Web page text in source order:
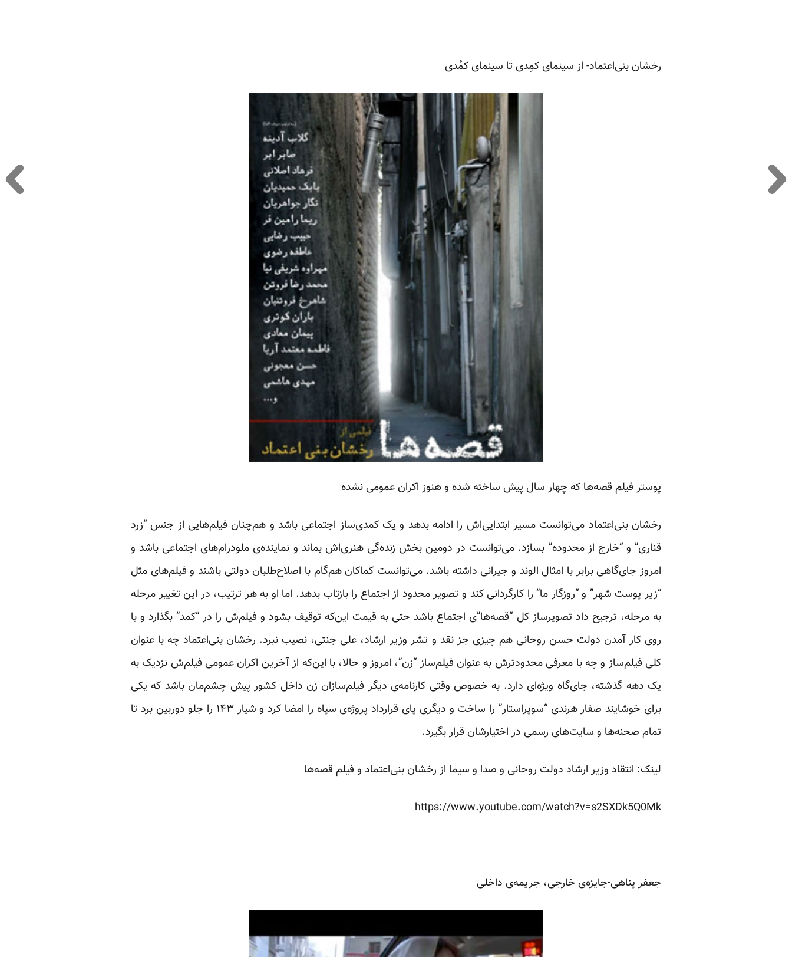
رخشان بنی‌اعتماد- از سینمای کمِدی تا سینمای کمُدی
پوستر فیلم قصه‌ها که چهار سال پیش ساخته شده و هنوز اکران عمومی نشده
رخشان بنی‌اعتماد می‌توانست مسیر ابتدایی‌اش را ادامه بدهد و یک کمدی‌ساز اجتماعی باشد و هم‌چنان فیلم‌هایی از جنس “زرد
قناری” و “خارج از محدوده” بسازد. می‌توانست در دومین بخش زنده‌گی هنری‌اش بماند و نماینده‌ی ملودرام‌های اجتماعی باشد و
امروز جای‌گاهی برابر با امثال الوند و جیرانی داشته باشد. می‌توانست کماکان هم‌گام با اصلاح‌طلبان دولتی باشند و فیلم‌های مثل
“زیر پوست شهر” و “روزگار ما” را کارگردانی کند و تصویر محدود از اجتماع را بازتاب بدهد. اما او به هر ترتیب، در این تغییر مرحله
به مرحله، ترجیح داد تصویرساز کل “قصه‌ها”ی اجتماع باشد حتی به قیمت این‌که توقیف بشود و فیلم‌ش را در “کمد” بگذارد و با
روی کار آمدن دولت حسن روحانی هم چیزی جز نقد و تشر وزیر ارشاد، علی جنتی، نصیب نبرد. رخشان بنی‌اعتماد چه با عنوان
کلی فیلم‌ساز و چه با معرفی محدودترش به عنوان فیلم‌ساز “زن”، امروز و حالا، با این‌که از آخرین اکران عمومی فیلم‌ش نزدیک به
یک دهه گذشته، جای‌گاه ویژه‌ای دارد. به خصوص وقتی کارنامه‌ی دیگر فیلم‌سازان زن داخل کشور پیش چشم‌مان باشد که یکی
برای خوشایند صفار هرندی “سوپراستار” را ساخت و دیگری پای قرارداد پروژه‌ی سپاه را امضا کرد و شیار ۱۴۳ را جلو دوربین برد تا
تمام صحنه‌ها و سایت‌های رسمی در اختیارشان قرار بگیرد.
لینک: انتقاد وزیر ارشاد دولت روحانی و صدا و سیما از رخشان بنی‌اعتماد و فیلم قصه‌ها
https://www.youtube.com/watch?v=s2SXDk5Q0Mk
جعفر پناهی-جایزه‌ی خارجی، جریمه‌ی داخلی